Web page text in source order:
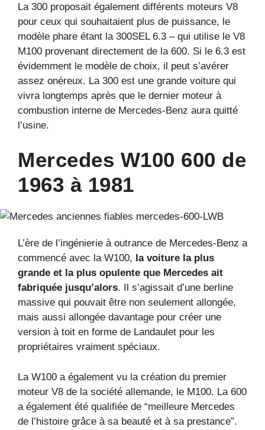
La 300 proposait également différents moteurs V8
pour ceux qui souhaitaient plus de puissance, le
modèle phare étant la 300SEL 6.3 – qui utilise le V8
M100 provenant directement de la 600. Si le 6.3 est
évidemment le modèle de choix, il peut s’avérer
assez onéreux. La 300 est une grande voiture qui
vivra longtemps après que le dernier moteur à
combustion interne de Mercedes-Benz aura quitté
l’usine.
Mercedes W100 600 de
1963 à 1981
L’ère de l’ingénierie à outrance de Mercedes-Benz a
commencé avec la W100, la voiture la plus
grande et la plus opulente que Mercedes ait
fabriquée jusqu’alors. Il s’agissait d’une berline
massive qui pouvait être non seulement allongée,
mais aussi allongée davantage pour créer une
version à toit en forme de Landaulet pour les
propriétaires vraiment spéciaux.
La W100 a également vu la création du premier
moteur V8 de la société allemande, le M100. La 600
a également été qualifiée de “meilleure Mercedes
de l’histoire grâce à sa beauté et à sa prestance”.